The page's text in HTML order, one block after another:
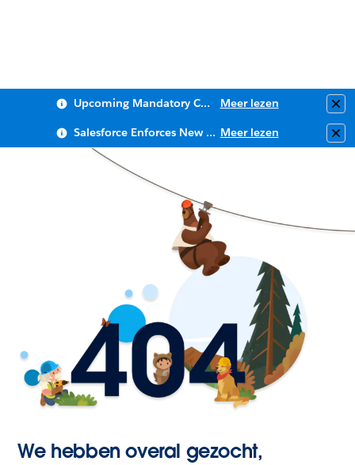
Upcoming Mandatory Changes to Public Key Infrastructure (PKI) Meer lezen
Salesforce Enforces New Security Requirements in Summer 2026 Meer lezen
We hebben overal gezocht,